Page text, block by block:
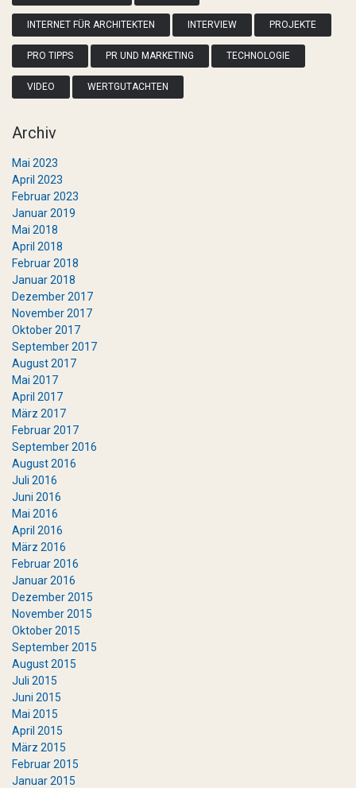
INTERNET FÜR ARCHITEKTEN INTERVIEW PROJEKTE
PRO TIPPS PR UND MARKETING TECHNOLOGIE
VIDEO WERTGUTACHTEN
Archiv
Mai 2023
April 2023
Februar 2023
Januar 2019
Mai 2018
April 2018
Februar 2018
Januar 2018
Dezember 2017
November 2017
Oktober 2017
September 2017
August 2017
Mai 2017
April 2017
März 2017
Februar 2017
September 2016
August 2016
Juli 2016
Juni 2016
Mai 2016
April 2016
März 2016
Februar 2016
Januar 2016
Dezember 2015
November 2015
Oktober 2015
September 2015
August 2015
Juli 2015
Juni 2015
Mai 2015
April 2015
März 2015
Februar 2015
Januar 2015